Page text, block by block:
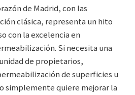
de Madrid, con las
clásica, representa un hito
con la excelencia en
Si necesita una
de propietarios,
de superficies u
simplemente quiere mejorar la